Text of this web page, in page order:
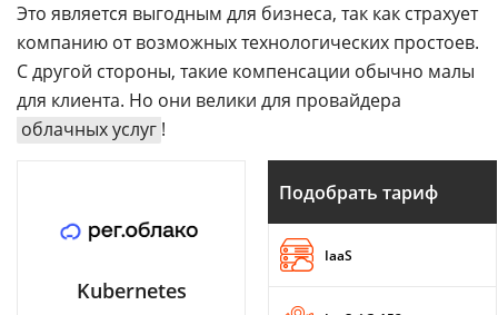
Это является выгодным для бизнеса, так как страхует
компанию от возможных технологических простоев.
С другой стороны, такие компенсации обычно малы
для клиента. Но они велики для провайдера
облачных услуг !
Kubernetes
Подобрать тариф
IaaS